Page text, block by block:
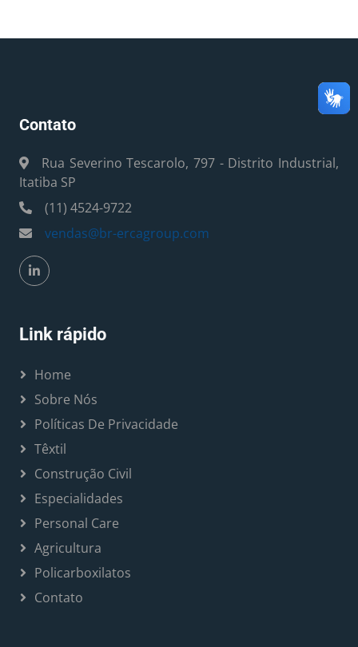
Contato
Rua Severino Tescarolo, 797 - Distrito Industrial,
Itatiba SP
(11) 4524-9722
vendas@br-ercagroup.com
Link rápido
Home
Sobre Nós
Políticas De Privacidade
Têxtil
Construção Civil
Especialidades
Personal Care
Agricultura
Policarboxilatos
Contato